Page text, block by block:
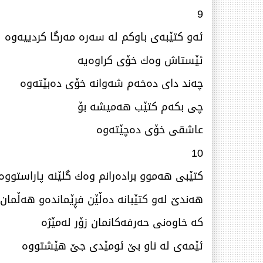
9
ئەو كتێبەی باوكم لە سەرە مەرگا كردییەوە
ئێستاش وەك خۆی كراوەیە
چەند دای دەخەم شەوانە خۆی دەبێتەوە
چی بكەم كتێب هەمیشە بۆ
عاشقی خۆی دەچێتەوە
10
كتێبی هەموو برادەرانم وەك گلێنە
هەندێ‌ لەو كتێبانە دەڵێن فڕێماندەو
كە خاوەنی حەرفەكانمان زۆر لەمێژە
ئێمەی لە ناو بێ ئومێدی جێ هێشتووە